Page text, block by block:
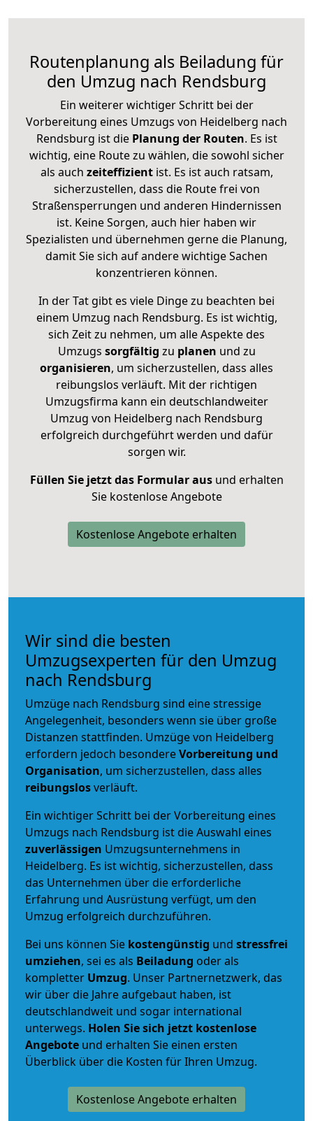
Routenplanung als Beiladung für
den Umzug nach Rendsburg
Ein weiterer wichtiger Schritt bei der
Vorbereitung eines Umzugs von Heidelberg nach
Rendsburg ist diePlanung der Routen. Es ist
wichtig, eine Route zu wählen, die sowohl sicher
als auch zeiteffizientist. Es ist auch ratsam,
sicherzustellen, dass die Route frei von
Straßensperrungen und anderen Hindernissen
ist. Keine Sorgen, auch hier haben wir
Spezialisten und übernehmen gerne die Planung,
damit Sie sich auf andere wichtige Sachen
konzentrieren können.
In der Tat gibt es viele Dinge zu beachten bei
einem Umzug nach Rendsburg. Es ist wichtig,
sich Zeit zu nehmen, um alle Aspekte des
Umzugs sorgfältig zu planen und zu
organisieren, um sicherzustellen, dass alles
reibungslos verläuft. Mit der richtigen
Umzugsfirma kann ein deutschlandweiter
Umzug von Heidelberg nach Rendsburg
erfolgreich durchgeführt werden und dafür
sorgen wir.
Füllen Sie jetzt das Formular ausund erhalten
Sie kostenlose Angebote
Kostenlose Angebote erhalten
Wir sind die besten
Umzugsexperten für den Umzug
nach Rendsburg
Umzüge nach Rendsburg sind eine stressige
Angelegenheit, besonders wenn sie über große
Distanzen stattfinden. Umzüge von Heidelberg
erfordern jedoch besondereVorbereitung und
Organisation, um sicherzustellen, dass alles
reibungslosverläuft.
Ein wichtiger Schritt bei der Vorbereitung eines
Umzugs nach Rendsburg ist die Auswahl eines
zuverlässigen Umzugsunternehmens in
Heidelberg. Es ist wichtig, sicherzustellen, dass
das Unternehmen über die erforderliche
Erfahrung und Ausrüstung verfügt, um den
Umzug erfolgreich durchzuführen.
Bei uns können Sie kostengünstig und stressfrei
umziehen, sei es als Beiladung oder als
kompletter Umzug. Unser Partnernetzwerk, das
wir über die Jahre aufgebaut haben, ist
deutschlandweit und sogar international
unterwegs. Holen Sie sich jetzt kostenlose
Angebote und erhalten Sie einen ersten
Überblick über die Kosten für Ihren Umzug.
Kostenlose Angebote erhalten